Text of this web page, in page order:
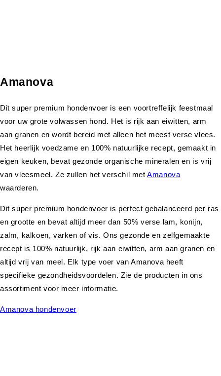
Amanova
Dit super premium hondenvoer is een voortreffelijk feestmaal
voor uw grote volwassen hond. Het is rijk aan eiwitten, arm
aan granen en wordt bereid met alleen het meest verse vlees.
Het heerlijk voedzame en 100% natuurlijke recept, gemaakt in
eigen keuken, bevat gezonde organische mineralen en is vrij
van vleesmeel. Ze zullen het verschil metAmanova
waarderen.
Dit super premium hondenvoer is perfect gebalanceerd per ras
en grootte en bevat altijd meer dan 50% verse lam, konijn,
zalm, kalkoen, varken of vis. Ons gezonde en zelfgemaakte
recept is 100% natuurlijk, rijk aan eiwitten, arm aan granen en
altijd vrij van meel. Elk type voer van Amanova heeft
specifieke gezondheidsvoordelen. Zie de producten in ons
assortiment voor meer informatie.
Amanova hondenvoer